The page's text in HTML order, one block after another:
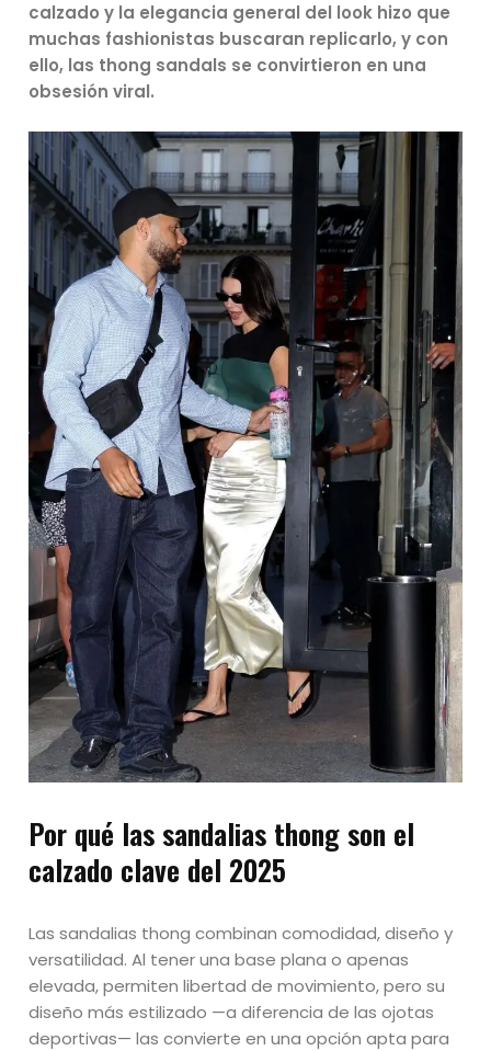
calzado y la elegancia general del look hizo que
muchas fashionistas buscaran replicarlo, y con
ello, las thong sandals se convirtieron en una
obsesión viral.
Por qué las sandalias thong son el
calzado clave del 2025
Las sandalias thong combinan comodidad, diseño y
versatilidad. Al tener una base plana o apenas
elevada, permiten libertad de movimiento, pero su
diseño más estilizado —a diferencia de las ojotas
deportivas— las convierte en una opción apta para